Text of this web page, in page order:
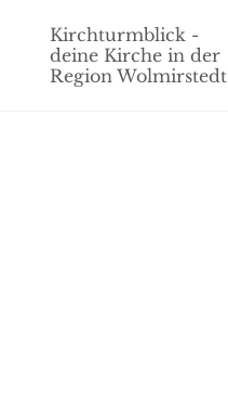
Kirchturmblick -
deine Kirche in der
Region Wolmirstedt